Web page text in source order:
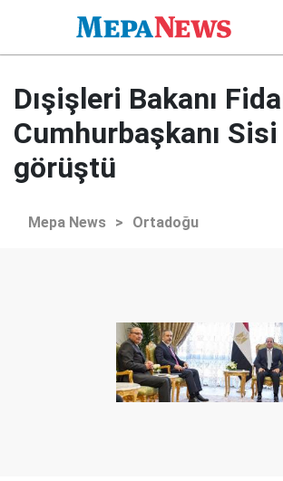
Dışişleri Bakanı
Cumhurbaşkanı
görüştü
Mepa News > Ortadoğu